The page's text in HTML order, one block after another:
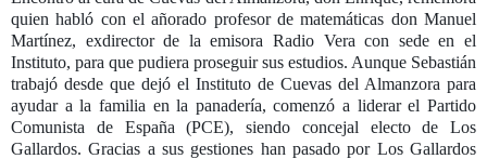
quien habló con el añorado profesor de matemáticas don Manuel
Martínez, exdirector de la emisora Radio Vera con sede en el
Instituto, para que pudiera proseguir sus estudios. Aunque Sebastián
trabajó desde que dejó el Instituto de Cuevas del Almanzora para
ayudar a la familia en la panadería, comenzó a liderar el Partido
Comunista de España (PCE), siendo concejal electo de Los
Gallardos. Gracias a sus gestiones han pasado por Los Gallardos